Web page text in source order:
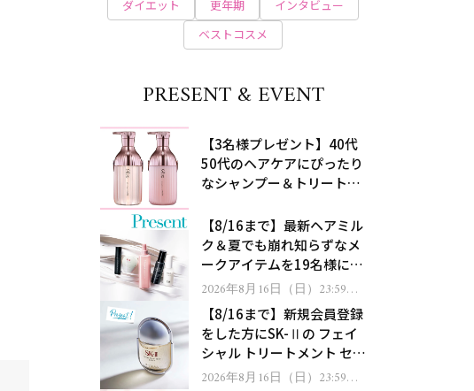
ダイエット
更年期
インタビュー
ベストコスメ
PRESENT & EVENT
【3名様プレゼント】40代
50代のヘアケアにぴったり
なシャンプー＆トリートメ
処！
【8/16まで】最新ヘアミル
ク＆夏でも崩れ知らずなメ
ークアイテムを19名様にプ
レゼント！
2026年8月16日（日）23:59ま
で【8/16まで】新規会員登録
をした方にSK-Ⅱの フェイ
シャル トリートメント セラ
ムをプレゼント！
2026年8月16日（日）23:59ま